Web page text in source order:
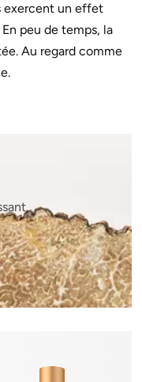
exercent un effet
peu de temps, la
Au regard comme